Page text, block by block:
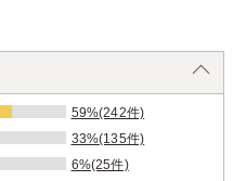
59%(242件)
33%(135件)
6%(25件)